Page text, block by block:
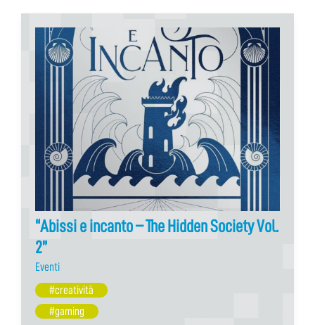
“Abissi e incanto – The Hidden Society Vol.
2”
Eventi
#creatività
#gaming